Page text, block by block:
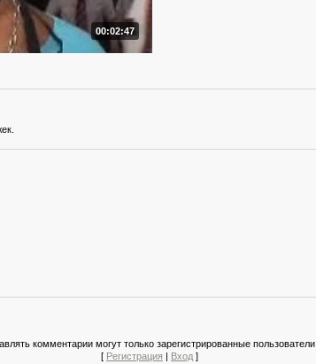
00:02:47
комментарии могут только зарегистрированные пользователи.
[ Регистрация | Вход ]